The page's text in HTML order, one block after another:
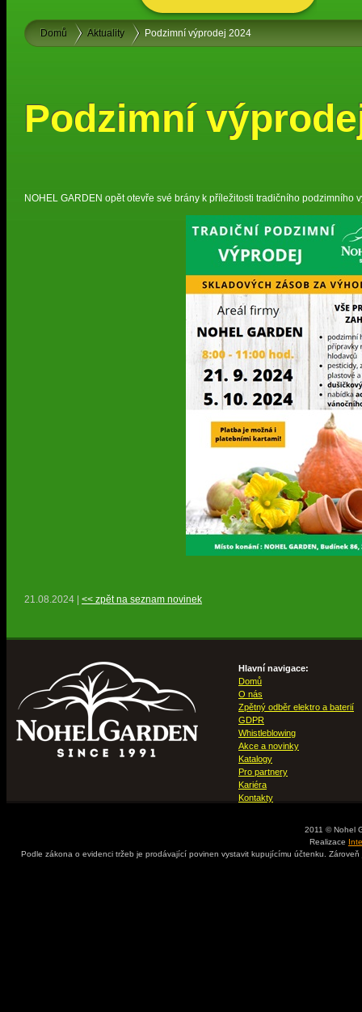
Domů Aktuality Podzimní výprodej 2024
Podzimní
NOHEL GARDEN opět otevře své brány k příležitosti tradičního podzimního
21.08.2024 | << zpět na seznam novinek
Hlavní navigace:
Domů
O nás
Zpětný odběr elektro a baterií
GDPR
Whistleblowing
Akce a novinky
Katalogy
Pro partnery
Kariéra
Kontakty
2011 © Nohel
Realizace
Podle zákona o evidenci tržeb je prodávající povinen vystavit kupujícímu účtenku.